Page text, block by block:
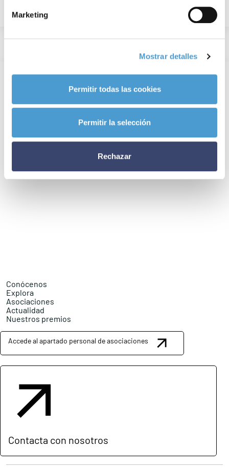
Marketing
Mostrar detalles
Permitir todas las cookies
Permitir la selección
Rechazar
Conócenos
Explora
Asociaciones
Actualidad
Nuestros premios
Accede al apartado personal de asociaciones
Contacta con nosotros